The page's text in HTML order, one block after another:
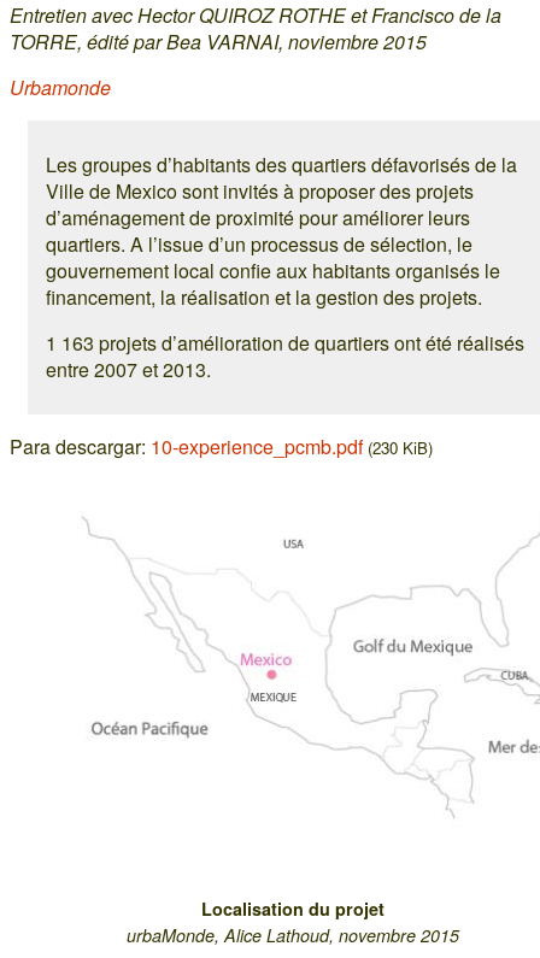
Entretien avec Hector QUIROZ ROTHE et Francisco de la
TORRE, édité par Bea VARNAI, noviembre 2015
Urbamonde
Les groupes d’habitants des quartiers défavorisés de la
Ville de Mexico sont invités à proposer des projets
d’aménagement de proximité pour améliorer leurs
quartiers. A l’issue d’un processus de sélection, le
gouvernement local confie aux habitants organisés le
financement, la réalisation et la gestion des projets.
1 163 projets d’amélioration de quartiers ont été réalisés
entre 2007 et 2013.
Para descargar: 10-experience_pcmb.pdf (230 KiB)
Localisation du projet
urbaMonde, Alice Lathoud, novembre 2015